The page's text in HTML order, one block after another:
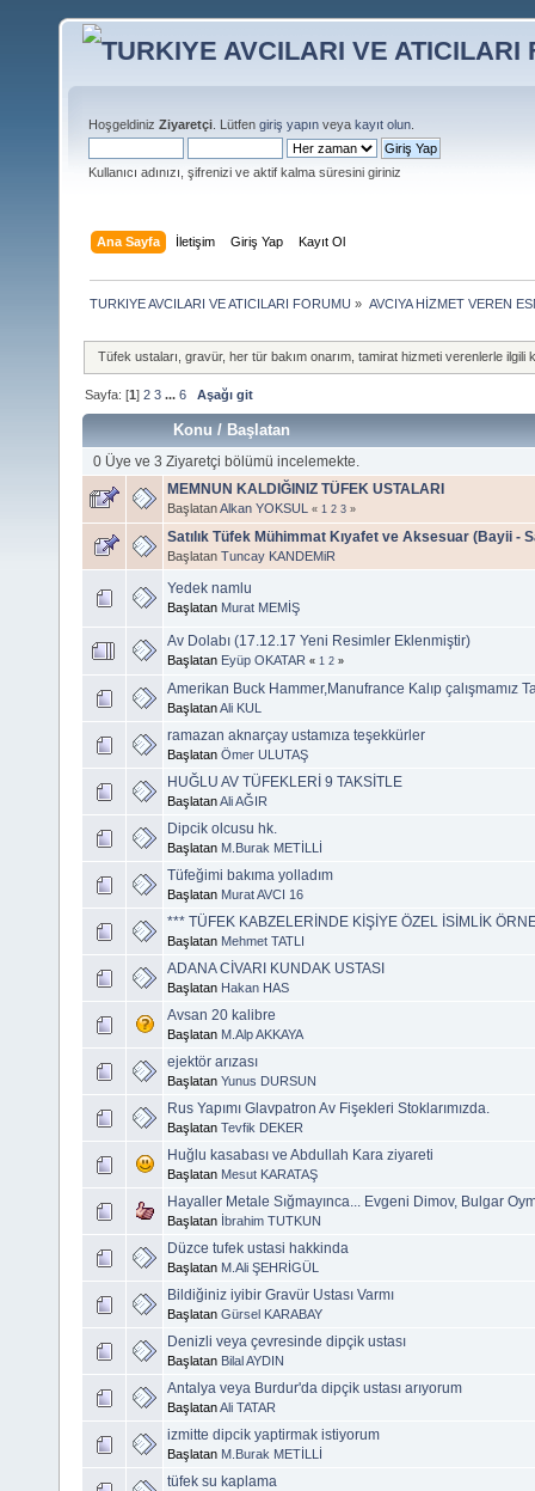
Hoşgeldiniz Ziyaretçi . Lütfen giriş yapın veya kayıt olun
Kullanıcı adınızı, şifrenizi ve aktif kalma süresini giriniz
Ana Sayfa İletişim Giriş Yap Kayıt Ol
TURKIYE AVCILARI VE ATICILARI FORUMU » AVCIYA HİZMET VEREN
Tüfek ustaları, gravür, her tür bakım onarım, tamirat hizmeti verenlerle ilgili
Sayfa: [1]2 3 ...6 Aşağı git
Konu / Başlatan
0 Üye ve 3 Ziyaretçi bölümü incelemekte.
MEMNUN KALDIĞINIZ TÜFEK USTALARI
BaşlatanAlkan YOKSUL « 1 2 3 »
Satılık Tüfek Mühimmat Kıyafet ve Aksesuar (Bayii -
Başlatan Tuncay KANDEMiR
Yedek namlu
Başlatan Murat MEMİŞ
Av Dolabı (17.12.17 Yeni Resimler Eklenmiştir)
Başlatan Eyüp OKATAR « 1 2 »
Amerikan Buck Hammer,Manufrance Kalıp çalışmamız
BaşlatanAli KUL
ramazan aknarçay ustamıza teşekkürler
Başlatan Ömer ULUTAŞ
HUĞLU AV TÜFEKLERİ 9 TAKSİTLE
BaşlatanAli AĞIR
Dipcik olcusu hk.
Başlatan M.Burak METİLLİ
Tüfeğimi bakıma yolladım
Başlatan Murat AVCI 16
*** TÜFEK KABZELERİNDE KİŞİYE ÖZEL İSİMLİK
Başlatan Mehmet TATLI
ADANA CİVARI KUNDAK USTASI
Başlatan Hakan HAS
Avsan 20 kalibre
Başlatan M.Alp AKKAYA
ejektör arızası
Başlatan Yunus DURSUN
Rus Yapımı Glavpatron Av Fişekleri Stoklarımızda.
Başlatan Tevfik DEKER
Huğlu kasabası ve Abdullah Kara ziyareti
Başlatan Mesut KARATAŞ
Hayaller Metale Sığmayınca... Evgeni Dimov, Bulgar
Başlatan İbrahim TUTKUN
Düzce tufek ustasi hakkinda
Başlatan M.Ali ŞEHRİGÜL
Bildiğiniz iyibir Gravür Ustası Varmı
Başlatan Gürsel KARABAY
Denizli veya çevresinde dipçik ustası
Başlatan Bilal AYDIN
Antalya veya Burdur'da dipçik ustası arıyorum
BaşlatanAli TATAR
izmitte dipcik yaptirmak istiyorum
Başlatan M.Burak METİLLİ
tüfek su kaplama